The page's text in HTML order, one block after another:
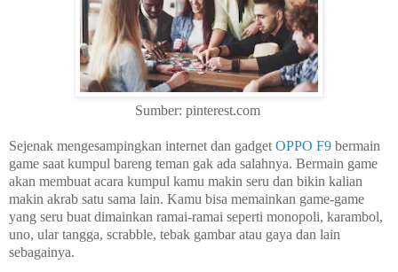
Sumber: pinterest.com
Sejenak mengesampingkan internet dan gadget OPPO F9 bermain
game saat kumpul bareng teman gak ada salahnya. Bermain game
akan membuat acara kumpul kamu makin seru dan bikin kalian
makin akrab satu sama lain. Kamu bisa memainkan game-game
yang seru buat dimainkan ramai-ramai seperti monopoli, karambol,
uno, ular tangga, scrabble, tebak gambar atau gaya dan lain
sebagainya.